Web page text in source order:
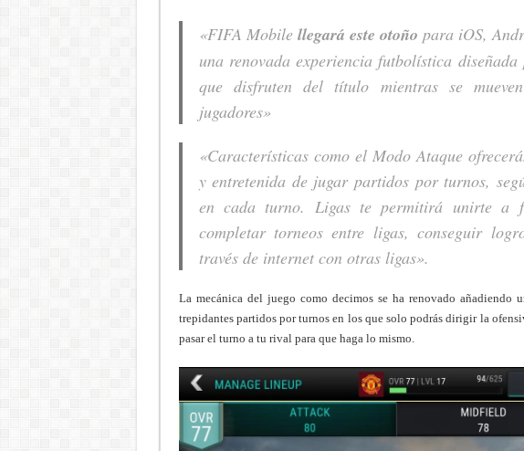
«FIFA Mobilellegará este otoño para iOS,
una renovada experiencia futbolística
que disfruten del título mientras se
jugadores»
«Características como el Modo Ataque
y entretenida de jugar partidos por turnos,
en cada turno. Ligas te permitirá unirte a
completar torneos entre ligas, conseguir
través de internet con otras ligas».
La mecánica del juego como decimos se ha renovado añadiendo
trepidantes partidos por turnos en los que solo podrás dirigir la
pasar el turno a tu rival para que haga lo mismo.